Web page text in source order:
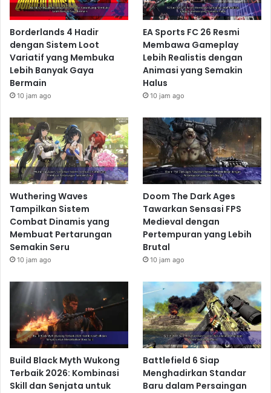
Borderlands 4 Hadir
dengan Sistem Loot
Variatif yang Membuka
Lebih Banyak Gaya
Bermain
10 jam ago
EA Sports FC 26 Resmi
Membawa Gameplay
Lebih Realistis dengan
Animasi yang Semakin
Halus
10 jam ago
Wuthering Waves
Tampilkan Sistem
Combat Dinamis yang
Membuat Pertarungan
Semakin Seru
10 jam ago
Doom The Dark Ages
Tawarkan Sensasi FPS
Medieval dengan
Pertempuran yang Lebih
Brutal
10 jam ago
Build Black Myth Wukong
Terbaik 2026: Kombinasi
Skill dan Senjata untuk
Battlefield 6 Siap
Menghadirkan Standar
Baru dalam Persaingan